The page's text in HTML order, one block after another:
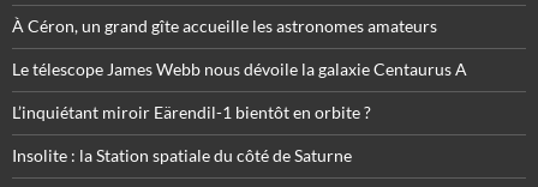
À Céron, un grand gîte accueille les astronomes amateurs
Le télescope James Webb nous dévoile la galaxie Centaurus A
L’inquiétant miroir Eärendil-1 bientôt en orbite ?
Insolite : la Station spatiale du côté de Saturne